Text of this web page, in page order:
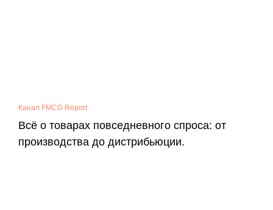
Канал FMCG Report
Всё о товарах повседневного спроса: от
производства до дистрибьюции.